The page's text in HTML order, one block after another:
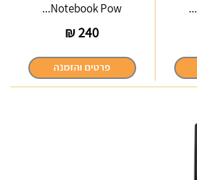
Notebook Pow...
240
₪